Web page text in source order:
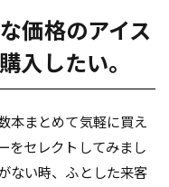
価格のアイス
入したい。
本まとめて気軽に買え
をセレクトしてみまし
ない時、ふとした来客